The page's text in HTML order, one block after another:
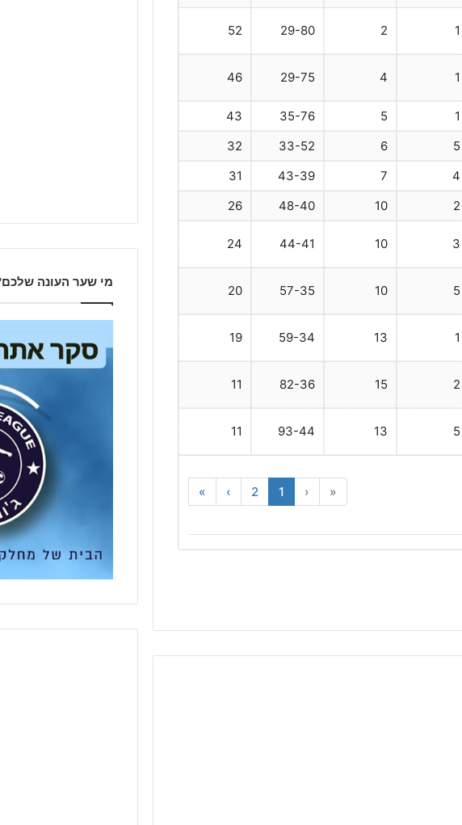
1
2
29-80
52
1
4
29-75
46
1
5
35-76
43
5
6
33-52
32
4
7
43-39
31
2
10
48-40
26
3
10
44-41
24
5
10
57-35
20
1
13
59-34
19
2
15
82-36
11
5
13
93-44
11
«
‹
1
2
›
»
מי שער העונה